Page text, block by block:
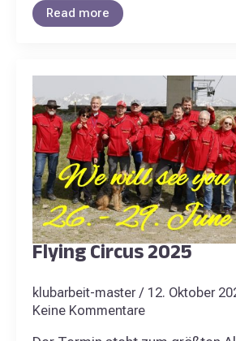
Read more
Flying Circus 2025
klubarbeit-master
12. Oktober
Keine Kommentare